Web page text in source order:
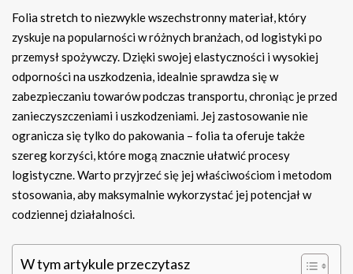
Folia stretch to niezwykle wszechstronny materiał, który
zyskuje na popularności w różnych branżach, od logistyki po
przemysł spożywczy. Dzięki swojej elastyczności i wysokiej
odporności na uszkodzenia, idealnie sprawdza się w
zabezpieczaniu towarów podczas transportu, chroniąc je przed
zanieczyszczeniami i uszkodzeniami. Jej zastosowanie nie
ogranicza się tylko do pakowania – folia ta oferuje także
szereg korzyści, które mogą znacznie ułatwić procesy
logistyczne. Warto przyjrzeć się jej właściwościom i metodom
stosowania, aby maksymalnie wykorzystać jej potencjał w
codziennej działalności.
W tym artykule przeczytasz